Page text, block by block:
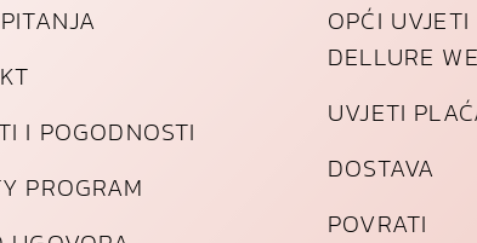
I POGODNOSTI
PROGRAM
OPĆI
DELLURE
UVJETI
DOSTAVA
POVRATI